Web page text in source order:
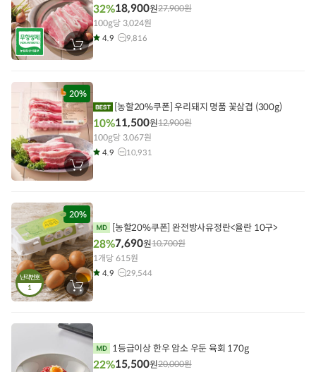
장
바
에
담
기
32%18,900원27,900원
100g당 3,024원
4.9 9,816
20%
장
바
에
담
기
[농할20%쿠폰] 우리돼지 명품 꽃삼겹 (300g)
10%11,500원12,900원
100g당 3,067원
4.9 10,931
20%
난각번호
1 장
바
에
담
기
[농할20%쿠폰] 완전방사유정란<율란 10구>
28%7,690원10,700원
1개당 615원
4.9 29,544
1등급이상 한우 암소 우둔 육회 170g
22%15,500원20,000원